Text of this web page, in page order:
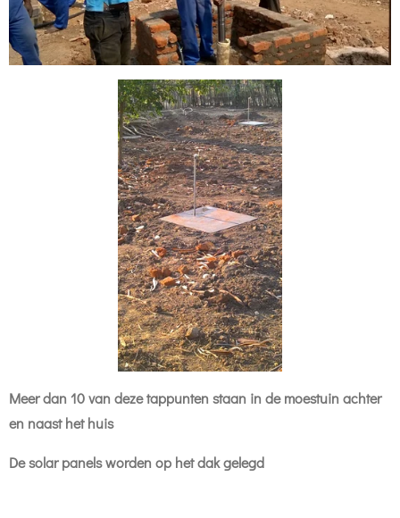
Meer dan 10 van deze tappunten staan in de moestuin achter
en naast het huis
De solar panels worden op het dak gelegd